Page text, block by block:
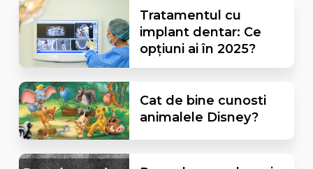
Tratamentul cu
implant dentar: Ce
opțiuni ai în 2025?
Cat de bine cunosti
animalele Disney?